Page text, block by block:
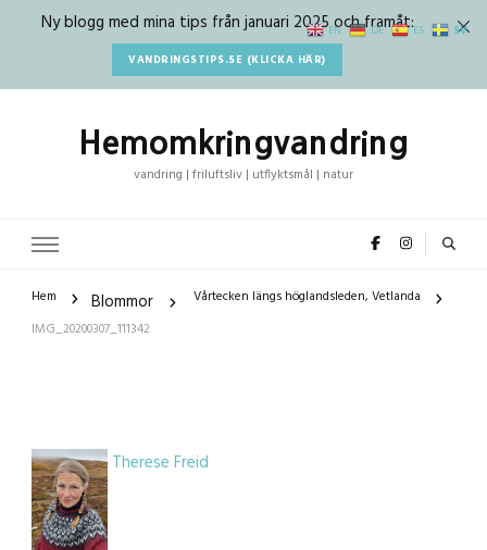
Ny blogg med mina tips från januari 2025 och framåt:
VANDRINGSTIPS.SE (KLICKA HÄR)
Hemomkringvandring
vandring | friluftsliv | utflyktsmål | natur
Hem Blommor
Vårtecken längs höglandsleden, Vetlanda
IMG_20200307_111342
Therese Freid
EN DE ES SV